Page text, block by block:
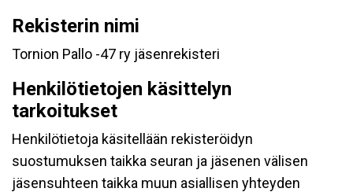
Rekisterin nimi
Tornion Pallo -47 ry jäsenrekisteri
Henkilötietojen käsittelyn
tarkoitukset
Henkilötietoja käsitellään rekisteröidyn
suostumuksen taikka seuran ja jäsenen välisen
jäsensuhteen taikka muun asiallisen yhteyden